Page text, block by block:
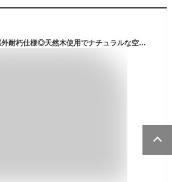
水に強く腐朽に強い！屋外耐朽仕様◎天然木使用でナチュラルな空間に！防腐防蟻処理済フラワースタンド。目地が水抜き穴代わりにもなりお花快適。訳アリ品＜ハイタイプ＞長さ約900mm・幅約210mm花台/植木鉢/棚/屋外/国産/杉/木製/ACQ/エクステリア/庭/ベランダ